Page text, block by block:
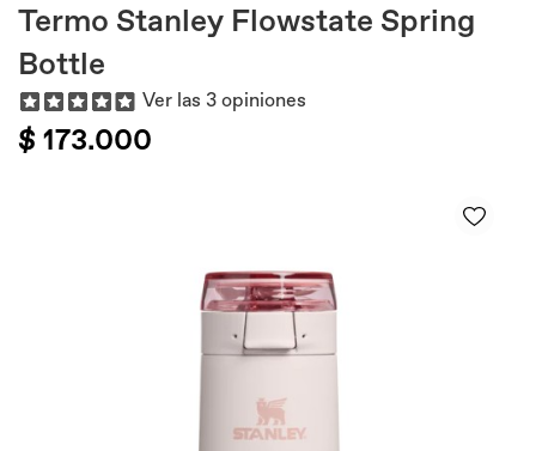
Termo Stanley Flowstate Spring
Bottle
Ver las 3 opiniones
$ 173.000